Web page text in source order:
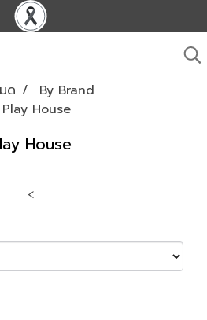
ด
By Brand
Play House
House
<